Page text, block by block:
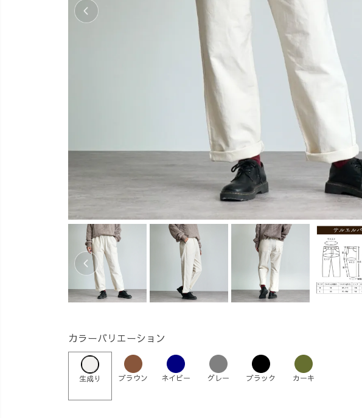
カラーバリエーション
生成り ブラウン ネイビー グレー ブラック カーキ